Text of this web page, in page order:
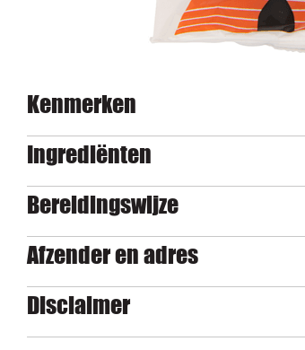
Kenmerken
Ingrediënten
Bereidingswijze
Afzender en adres
Disclaimer